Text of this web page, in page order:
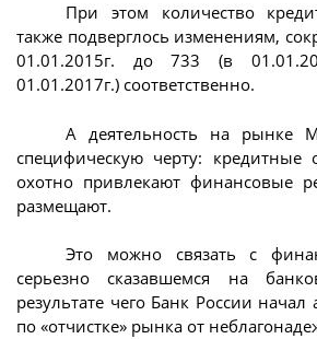
При этом количество
также подверглось изменениям,
01.01.2015г. до 733 (в
01.01.2017г.) соответственно.
А деятельность на рынке
специфическую черту: кредитные
охотно привлекают финансовые
размещают.
Это можно связать с
серьезно сказавшемся на
результате чего Банк России
по «отчистке» рынка от